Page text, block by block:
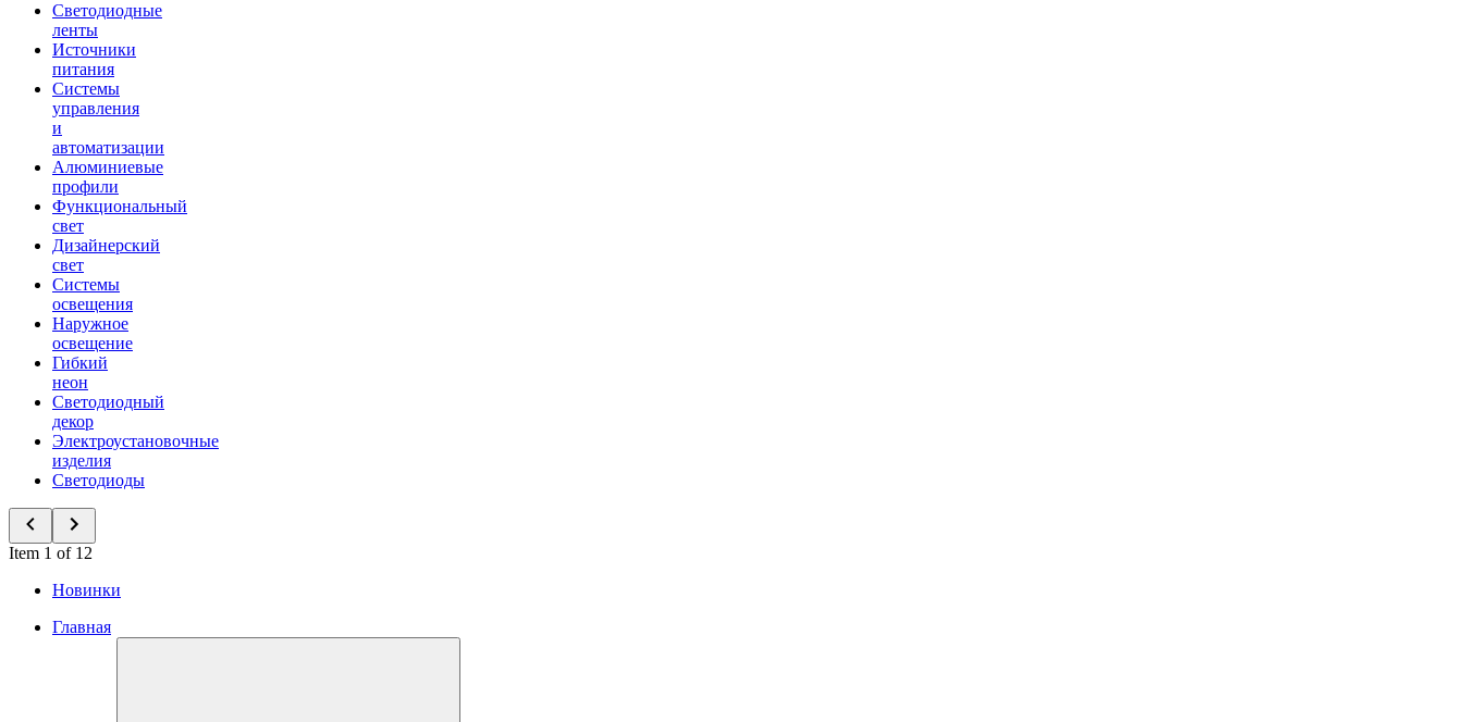
Светодиодные
ленты
Источники
питания
Системы
управления
и
автоматизации
Алюминиевые
профили
Функциональный
свет
Дизайнерский
свет
Системы
освещения
Наружное
освещение
Гибкий
неон
Светодиодный
декор
Электроустановочные
изделия
Светодиоды
Item 1 of 12
Новинки
Главная